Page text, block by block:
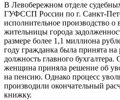
В Левобережном отделе
ГУФССП России по г. Санкт-
исполнительное производство о
жительницы города
размере более 1,1 миллиона
году гражданка была принята
должность главного бухгалтера.
женщина приняла решение об
на пенсию. Однако процесс
производили окончательный
книжку.